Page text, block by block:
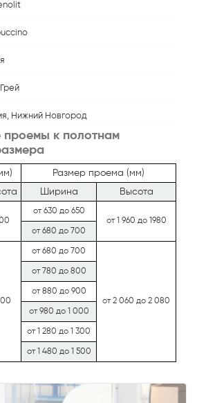
Нижний Новгород
проемы к полотнам
Размер проема (мм)
Ширина Высота
от 630 до 650
от 1 960 до 1980
от 680 до 700
от 680 до 700
от 2 060 до 2 080
от 780 до 800
от 880 до 900
от 980 до 1 000
от 1 280 до 1 300
от 1 480 до 1 500